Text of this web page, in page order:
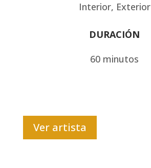
Interior, Exterior
DURACIÓN
60 minutos
Ver artista